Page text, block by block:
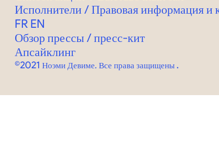
©2021 Ноэми Девиме. Все права защищены .
Исполнители / Правовая информация и
FR EN
Обзор прессы / пресс-кит
Апсайклинг